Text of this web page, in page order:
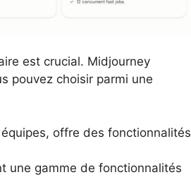
est crucial. Midjourney
pouvez choisir parmi une
offre des fonctionnalités
une gamme de fonctionnalités